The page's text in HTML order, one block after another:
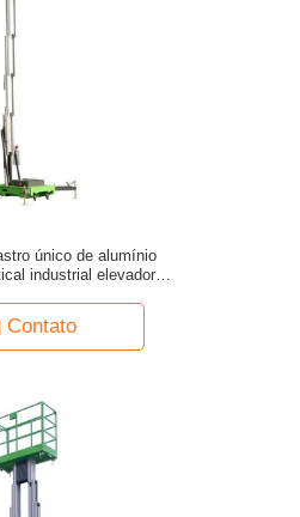
único de alumínio
industrial elevador
Contato